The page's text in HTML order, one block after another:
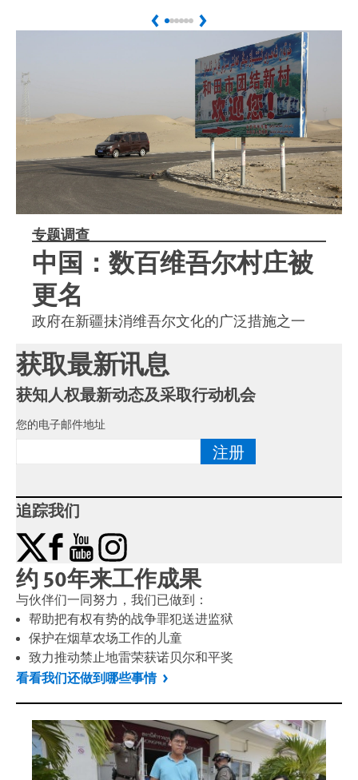
野火肆虐希腊雅典郊区 坦桑尼
专题调查
中国：数百维吾尔村庄被
更名
政府在新疆抺消维吾尔文化的广泛措施之一
获取最新讯息
获知人权最新动态及采取行动机会
您的电子邮件地址
注册
追踪我们
X FacebookYouTubeInstagram
约 50年来工作成果
与伙伴们一同努力，我们已做到：
帮助把有权有势的战争罪犯送进监狱
保护在烟草农场工作的儿童
致力推动禁止地雷荣获诺贝尔和平奖
看看我们还做到哪些事情